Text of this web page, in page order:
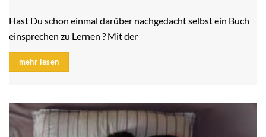
Hast Du schon einmal darüber nachgedacht selbst ein Buch
einsprechen zu Lernen ? Mit der
mehr lesen